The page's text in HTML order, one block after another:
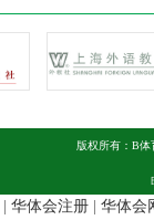
版权所有：B体
华体会注册 华体会